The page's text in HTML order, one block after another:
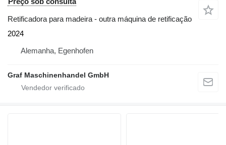
Retificadora para madeira - outra máquina de retificação
2024
Alemanha, Egenhofen
Graf Maschinenhandel GmbH